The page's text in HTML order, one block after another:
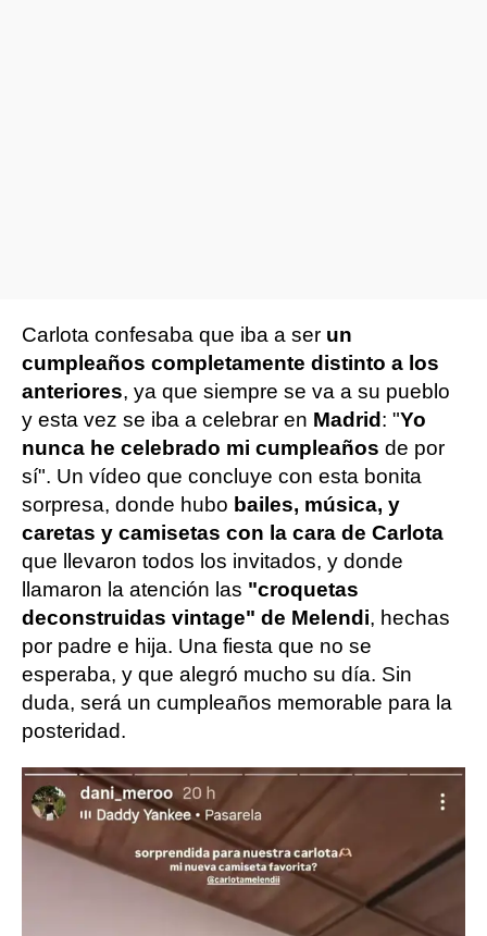
Carlota confesaba que iba a ser un
cumpleaños completamente distinto a los
anteriores, ya que siempre se va a su pueblo
y esta vez se iba a celebrar en Madrid: "Yo
nunca he celebrado mi cumpleaños de por
sí". Un vídeo que concluye con esta bonita
sorpresa, donde hubo bailes, música, y
caretas y camisetas con la cara de Carlota
que llevaron todos los invitados, y donde
llamaron la atención las "croquetas
deconstruidas vintage" de Melendi, hechas
por padre e hija. Una fiesta que no se
esperaba, y que alegró mucho su día. Sin
duda, será un cumpleaños memorable para la
posteridad.